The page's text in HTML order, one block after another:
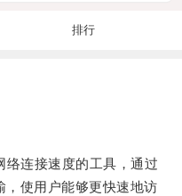
排行
连接速度的工具，通过
，使用户能够更快速地访